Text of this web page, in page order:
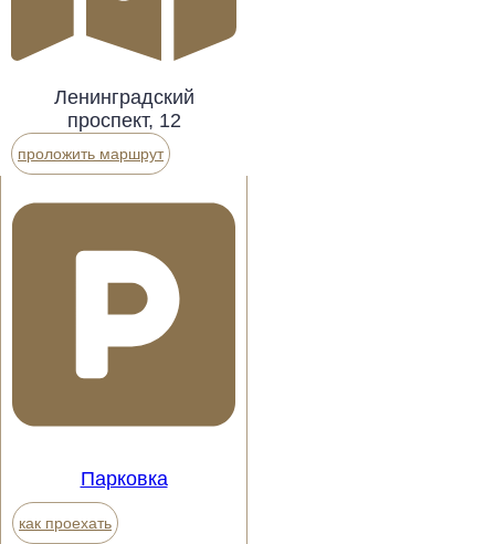
Ленинградский
проспект, 12
проложить маршрут
Парковка
как проехать